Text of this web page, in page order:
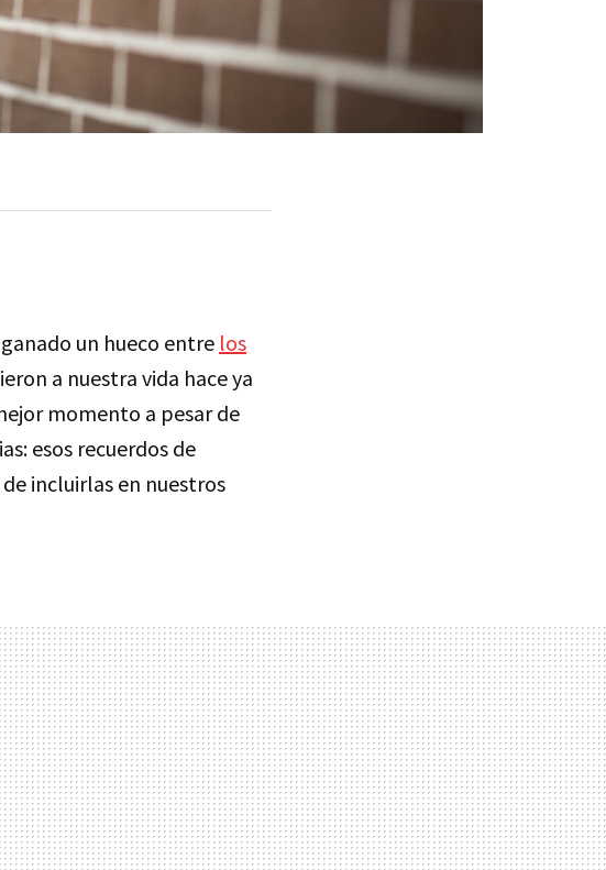
un hueco entre los
a nuestra vida hace ya
momento a pesar de
esos recuerdos de
incluirlas en nuestros